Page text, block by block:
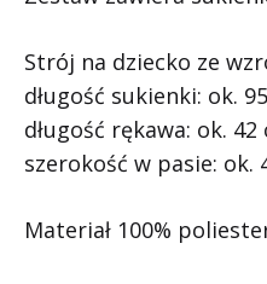
Strój na dziecko ze
długość sukienki: ok.
długość rękawa: ok. 42
szerokość w pasie: ok.
Materiał 100%